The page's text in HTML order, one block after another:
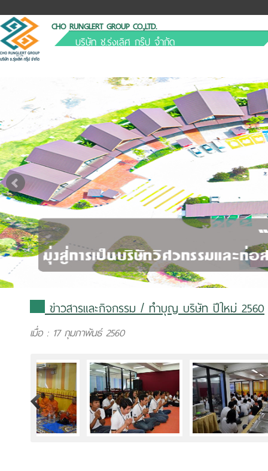
CHO RUNGLERT GROUP CO.,LTD.
บริษัท ช.รุ่งเลิศ กรุ๊ป จำกัด
ข่าวสารและกิจกรรม/ ทำบุญ บริษัท ปีใหม่ 2560
เมื่อ : 17 กุมภาพันธ์ 2560
>